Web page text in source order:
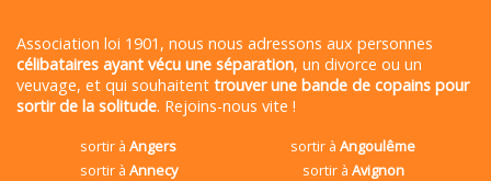
Association loi 1901, nous nous adressons aux personnes
célibataires ayant vécu une séparation, un divorce ou un
veuvage, et qui souhaitent trouver une bande de copains pour
sortir de la solitude. Rejoins-nous vite !
sortir àAngers sortir àAngoulême
sortir à Annecy sortir à Avignon